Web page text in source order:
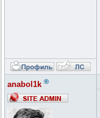
anabol1k ®